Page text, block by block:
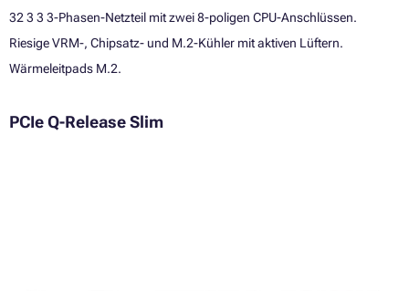
32 3 3 3-Phasen-Netzteil mit zwei 8-poligen CPU-Anschlüssen.
Riesige VRM-, Chipsatz- und M.2-Kühler mit aktiven Lüftern.
Wärmeleitpads M.2.
PCIe Q-Release Slim